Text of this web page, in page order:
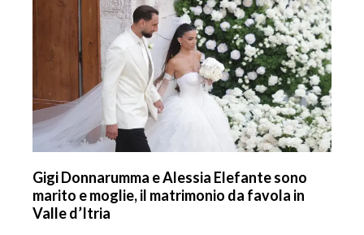
Gigi Donnarumma e Alessia Elefante sono
marito e moglie, il matrimonio da favola in
Valle d’Itria